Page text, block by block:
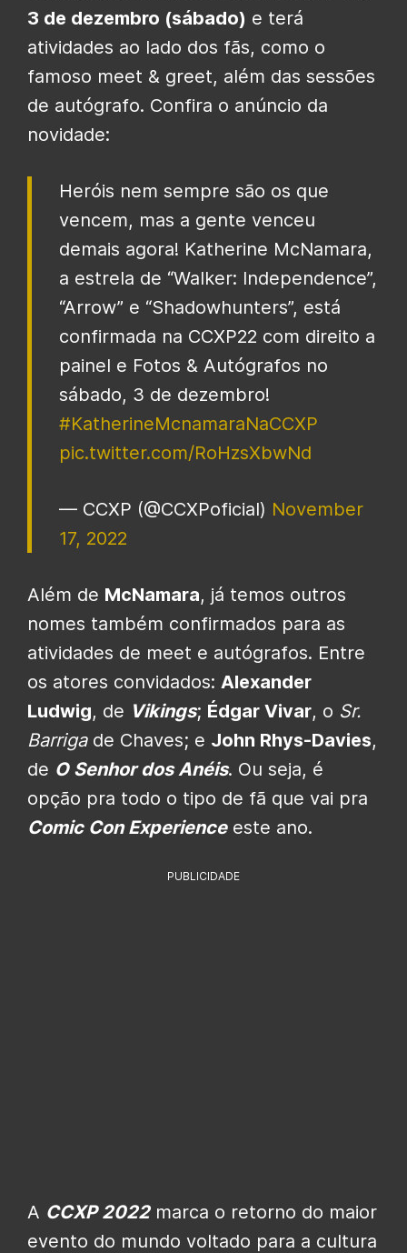
3 de dezembro (sábado) e terá
atividades ao lado dos fãs, como o
famoso meet & greet, além das sessões
de autógrafo. Confira o anúncio da
novidade:
Heróis nem sempre são os que
vencem, mas a gente venceu
demais agora! Katherine McNamara,
a estrela de “Walker: Independence”,
“Arrow” e “Shadowhunters”, está
confirmada na CCXP22 com direito a
painel e Fotos & Autógrafos no
sábado, 3 de dezembro!
#KatherineMcnamaraNaCCXP
pic.twitter.com/RoHzsXbwNd
— CCXP (@CCXPoficial) November
17, 2022
Além de McNamara, já temos outros
nomes também confirmados para as
atividades de meet e autógrafos. Entre
os atores convidados: Alexander
Ludwig, de Vikings; Édgar Vivar, o Sr.
Barrigade Chaves; e John Rhys-Davies,
de O Senhor dos Anéis. Ou seja, é
opção pra todo o tipo de fã que vai pra
Comic Con Experienceeste ano.
PUBLICIDADE
A CCXP 2022marca o retorno do maior
evento do mundo voltado para a cultura